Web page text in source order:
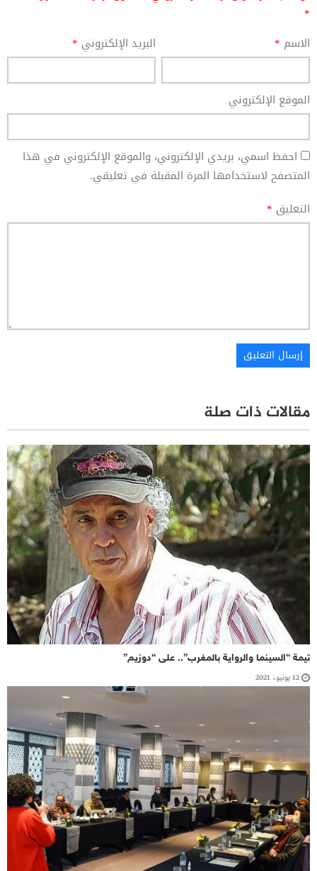
*
الاسم * البريد الإلكتروني *
الموقع الإلكتروني
احفظ اسمي، بريدي الإلكتروني، والموقع الإلكتروني في هذا
المتصفح لاستخدامها المرة المقبلة في تعليقي.
التعليق *
مقالات ذات صلة
تيمة “السينما والرواية بالمغرب”.. على “دوزيم”
12 يونيو، 2021